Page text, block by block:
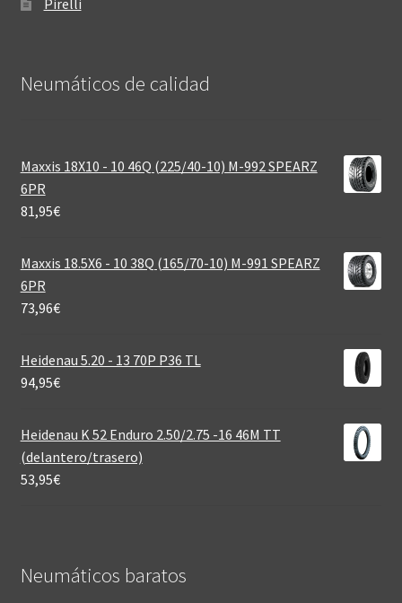
Pirelli
Neumáticos de calidad‎
Maxxis 18X10 - 10 46Q (225/40-10) M-992 SPEARZ
6PR
81,95€
Maxxis 18.5X6 - 10 38Q (165/70-10) M-991 SPEARZ
6PR
73,96€
Heidenau 5.20 - 13 70P P36 TL
94,95€
Heidenau K 52 Enduro 2.50/2.75 -16 46M TT
(delantero/trasero)
53,95€
Neumáticos baratos